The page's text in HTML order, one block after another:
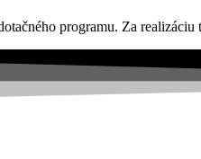
programu. Za